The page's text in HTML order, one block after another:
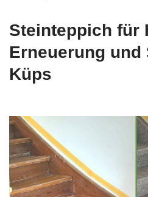
Steinteppich für
Erneuerung und
Küps